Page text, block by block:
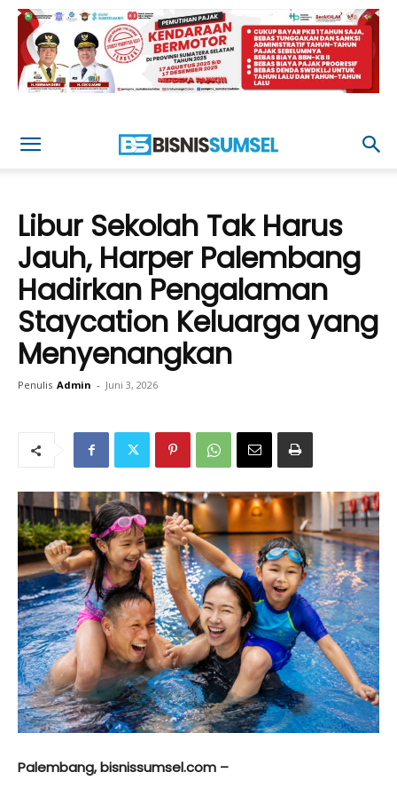
Libur Sekolah Tak Harus
Jauh, Harper Palembang
Hadirkan Pengalaman
Staycation Keluarga yang
Menyenangkan
Penulis Admin - Juni 3, 2026
Palembang, bisnissumsel.com –